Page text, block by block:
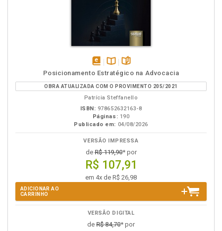
disponível
em
eBook
Disponível
na
B.V.
páginas
Posicionamento Estratégico na Advocacia
OBRA ATUALIZADA COM O PROVIMENTO 205/2021
Patrícia Steffanello
ISBN: 978652632163-8
Páginas: 190
Publicado em: 04/08/2026
VERSÃO IMPRESSA
deR$ 119,90* por
R$ 107,91
em 4x de R$ 26,98
ADICIONAR AO
CARRINHO
VERSÃO DIGITAL
de R$ 84,70* por